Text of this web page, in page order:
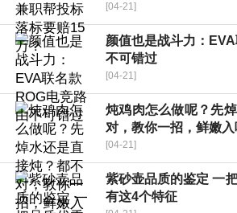
[04-21]
颜值也是战斗力：
不可错过
[04-21]
炖鸡肉怎么做呢？先
对，教你一招，鲜嫩
[04-21]
紫砂壶品质的鉴定 一
有这4个特征